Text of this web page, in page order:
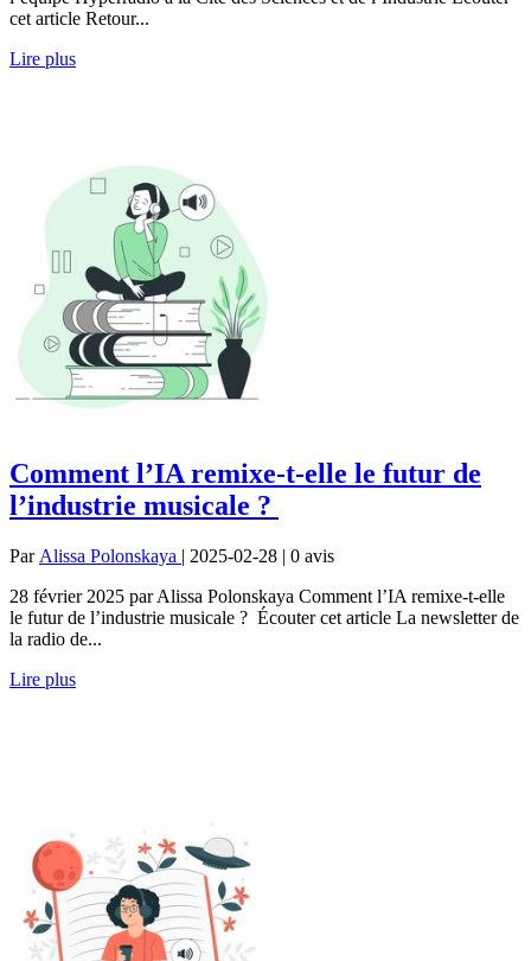
cet article Retour...
Lire plus
Comment l’IA remixe-t-elle le futur de
l’industrie musicale ?
Par Alissa Polonskaya | 2025-02-28 | 0 avis
28 février 2025 par Alissa Polonskaya Comment l’IA remixe-t-elle
le futur de l’industrie musicale ? Écouter cet article La newsletter de
la radio de...
Lire plus